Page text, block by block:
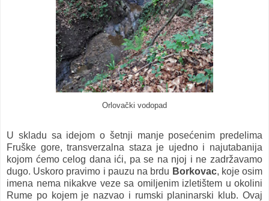
Orlovački vodopad
U skladu sa idejom o šetnji manje posećenim predelima
Fruške gore, transverzalna staza je ujedno i najutabanija
kojom ćemo celog dana ići, pa se na njoj i ne zadržavamo
dugo. Uskoro pravimo i pauzu na brdu Borkovac, koje osim
imena nema nikakve veze sa omiljenim izletištem u okolini
Rume po kojem je nazvao i rumski planinarski klub. Ovaj